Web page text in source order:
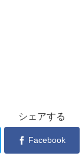
シェアする
Facebook